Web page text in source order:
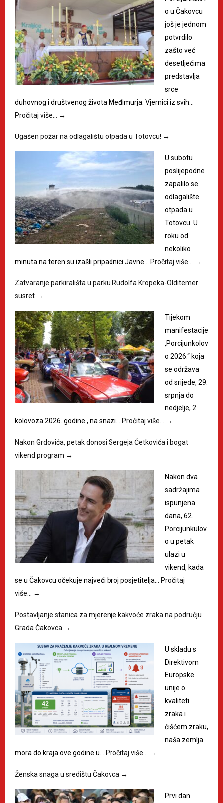
o u Čakovcu
još je jednom
potvrdilo
zašto već
desetljećima
predstavlja
srce
duhovnog i društvenog života Međimurja. Vjernici iz svih…
Pročitaj više…
→
Ugašen požar na odlagalištu otpada u Totovcu! →
U subotu
poslijepodne
zapalilo se
odlagalište
otpada u
Totovcu. U
roku od
nekoliko
minuta na teren su izašli pripadnici Javne…
Pročitaj više… →
Zatvaranje parkirališta u parku Rudolfa Kropeka-Olditemer
susret →
Tijekom
manifestacije
,Porcijunkolov
o 2026.“ koja
se održava
od srijede, 29.
srpnja do
nedjelje, 2.
kolovoza 2026. godine , na snazi…
Pročitaj više… →
Nakon Grdovića, petak donosi Sergeja Ćetkovića i bogat
vikend program →
Nakon dva
sadržajima
ispunjena
dana, 62.
Porcijunkulov
o u petak
ulazi u
vikend, kada
se u Čakovcu očekuje najveći broj posjetitelja…
Pročitaj
više…
→
Postavljanje stanica za mjerenje kakvoće zraka na području
Grada Čakovca →
U skladu s
Direktivom
Europske
unije o
kvaliteti
zraka i
čišćem zraku,
naša zemlja
mora do kraja ove godine u…
Pročitaj više… →
Ženska snaga u središtu Čakovca →
Prvi dan